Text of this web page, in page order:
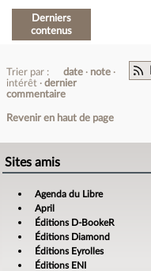
Derniers
contenus
Trier par : date
note
intérêt
dernier
commentaire
Revenir en haut de page
Sites amis
Agenda du Libre
April
Éditions D-BookeR
Éditions Diamond
Éditions Eyrolles
Éditions ENI